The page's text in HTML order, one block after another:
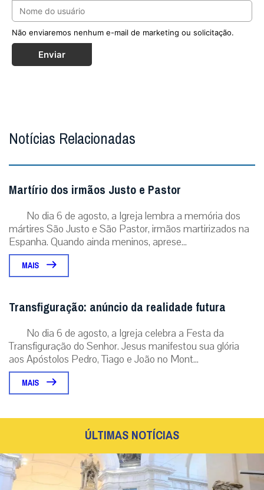
Não enviaremos nenhum e-mail de marketing ou solicitação.
Enviar
Notícias Relacionadas
Martírio dos irmãos Justo e Pastor
No dia 6 de agosto, a Igreja lembra a memória dos
mártires São Justo e São Pastor, irmãos martirizados na
Espanha. Quando ainda meninos, aprese...
MAIS
Transfiguração: anúncio da realidade futura
No dia 6 de agosto, a Igreja celebra a Festa da
Transfiguração do Senhor. Jesus manifestou sua glória
aos Apóstolos Pedro, Tiago e João no Mont...
MAIS
ÚLTIMAS NOTÍCIAS